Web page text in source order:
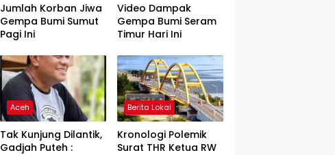
Jumlah Korban Jiwa
Gempa Bumi Sumut
Pagi Ini
Video Dampak
Gempa Bumi Seram
Timur Hari Ini
Aceh
Tak Kunjung Dilantik,
Gadjah Puteh :
Berita Lokal
Kronologi Polemik
Surat THR Ketua RW